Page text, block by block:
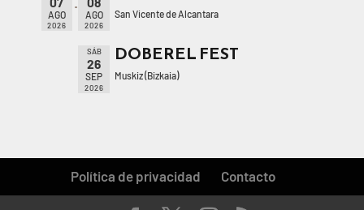
AGO
2026
AGO
2026
San Vicente de Alcantara
SÁB
26
SEP
2026
DOBEREL FEST
Muskiz (Bizkaia)
Política de privacidad Contacto